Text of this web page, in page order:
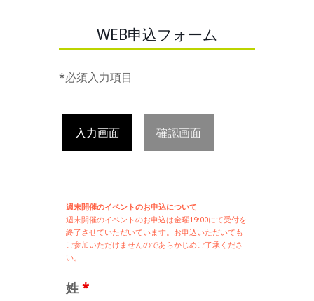
WEB申込フォーム
*必須入力項目
入力画面 確認画面
週末開催のイベントのお申込について
週末開催のイベントのお申込は金曜19:00にて受付を
終了させていただいています。お申込いただいても
ご参加いただけませんのであらかじめご了承くださ
い。
姓 *